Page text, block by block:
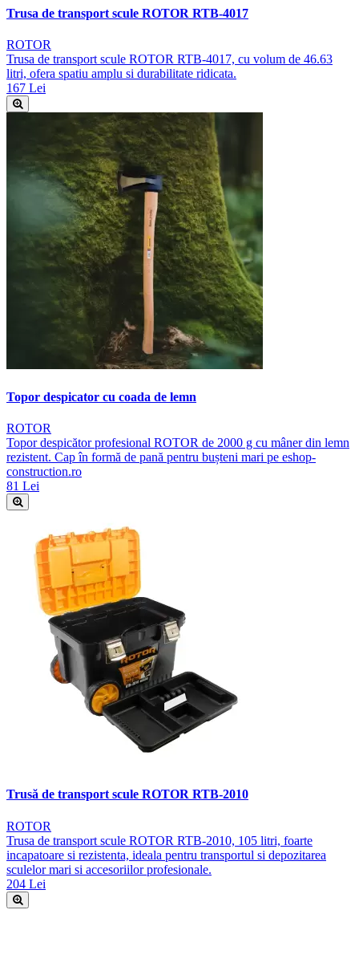
Trusa de transport scule ROTOR RTB-4017
ROTOR
Trusa de transport scule ROTOR RTB-4017, cu volum de 46.63
litri, ofera spatiu amplu si durabilitate ridicata.
167 Lei
Topor despicator cu coada de lemn
ROTOR
Topor despicător profesional ROTOR de 2000 g cu mâner din lemn
rezistent. Cap în formă de pană pentru bușteni mari pe eshop-
construction.ro
81 Lei
Trusă de transport scule ROTOR RTB-2010
ROTOR
Trusa de transport scule ROTOR RTB-2010, 105 litri, foarte
incapatoare si rezistenta, ideala pentru transportul si depozitarea
sculelor mari si accesoriilor profesionale.
204 Lei